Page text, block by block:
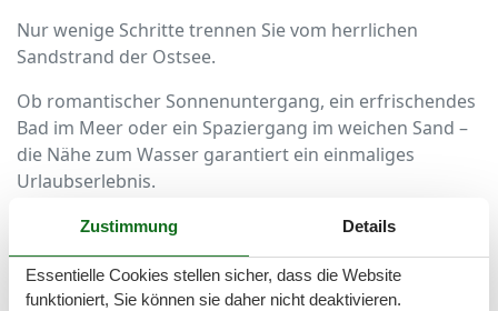
Nur wenige Schritte trennen Sie vom herrlichen
Sandstrand der Ostsee.
Ob romantischer Sonnenuntergang, ein erfrischendes
Bad im Meer oder ein Spaziergang im weichen Sand –
die Nähe zum Wasser garantiert ein einmaliges
Urlaubserlebnis.
Ideal für Familien, Paare und Freunde, die den Alltag
hinter sich lassen und das maritime Flair genießen
möchten.
Zustimmung Details
Essentielle Cookies stellen sicher, dass die Website
funktioniert, Sie können sie daher nicht deaktivieren.